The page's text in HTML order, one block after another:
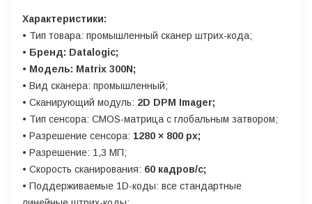
Характеристики:
• Тип товара: промышленный сканер штрих-кода;
• Бренд: Datalogic;
• Модель: Matrix 300N;
• Вид сканера: промышленный;
• Сканирующий модуль: 2D DPM Imager;
• Тип сенсора: CMOS-матрица с глобальным затвором;
• Разрешение сенсора: 1280 × 800 px;
• Разрешение: 1,3 МП;
• Скорость сканирования: 60 кадров/с;
• Поддерживаемые 1D-коды: все стандартные